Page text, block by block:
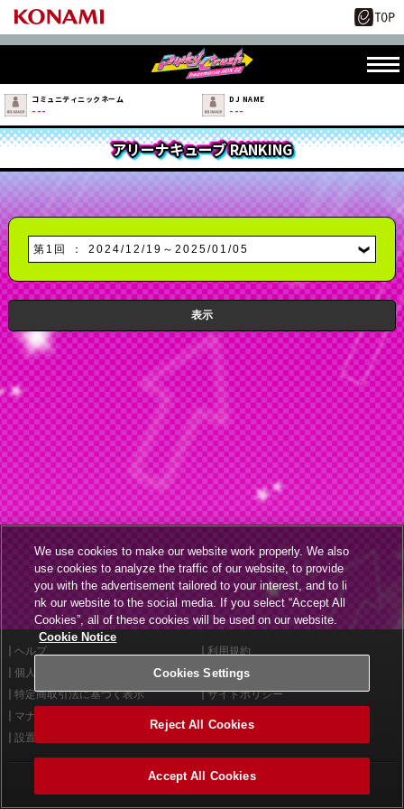
コミュニティニックネーム
---
DJ NAME
---
アリーナキューブ RANKING
ヘルプ
利用規約
個人情報等保護方針
外部送信について
特定商取引法に基づく表示
サイトポリシー
マナー＆ルール
設置店舗検索
©2026 Konami Arcade Games
We use cookies to make our website work properly. We also
use cookies to analyze the traffic of our website, to provide
you with the advertisement tailored to your interest, and to li
nk our website to the social media. If you select “Accept All
Cookies”, all of these cookies will be used on our website.
Cookie Notice
Cookies Settings
Reject All Cookies
Accept All Cookies